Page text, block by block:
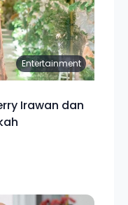
Entertainment
Irawan dan